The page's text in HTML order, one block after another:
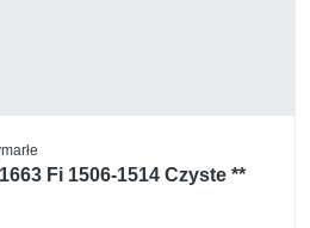
Fi 1506-1514 Czyste **